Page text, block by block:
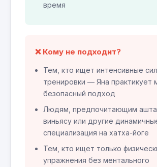
время
❌ Кому не подходит?
Тем, кто ищет интенсивные
тренировки — Яна практикует
безопасный подход
Людям, предпочитающим
виньясу или другие
специализация на хатха-йоге
Тем, кто ищет только
упражнения без ментального